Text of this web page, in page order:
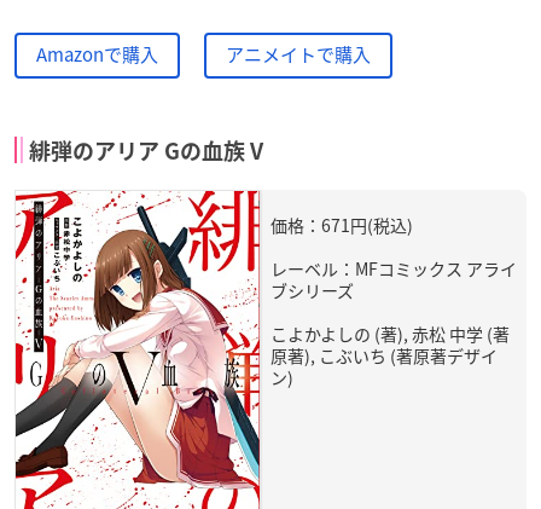
Amazonで購入 アニメイトで購入
緋弾のアリア Gの血族 V
価格：671円(税込)
レーベル：MFコミックス アライ
ブシリーズ
こよかよしの (著), 赤松 中学 (著
原著), こぶいち (著原著デザイ
ン)